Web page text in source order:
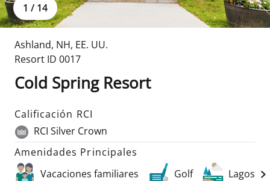
1 / 14
Ashland, NH, EE. UU.
Resort ID 0017
Cold Spring Resort
Calificación RCI
RCI Silver Crown
Amenidades Principales
Vacaciones familiares
Golf
Lagos